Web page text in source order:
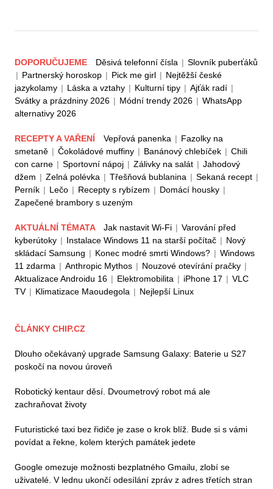
DOPORUČUJEME Děsivá telefonní čísla | Slovník puberťáků
| Partnerský horoskop | Pick me girl | Nejtěžší české
jazykolamy | Láska a vztahy | Kulturní tipy | Ajťák radí |
Svátky a prázdniny 2026 | Módní trendy 2026 | WhatsApp
alternativy 2026
RECEPTY A VAŘENÍ Vepřová panenka | Fazolky na
smetaně | Čokoládové muffiny | Banánový chlebíček | Chili
con carne | Sportovní nápoj | Zálivky na salát | Jahodový
džem | Zelná polévka | Třešňová bublanina | Sekaná recept |
Perník | Lečo | Recepty s rybízem | Domácí housky |
Zapečené brambory s uzeným
AKTUÁLNÍ TÉMATA Jak nastavit Wi-Fi | Varování před
kyberútoky | Instalace Windows 11 na starší počítač | Nový
skládací Samsung | Konec modré smrti Windows? | Windows
11 zdarma | Anthropic Mythos | Nouzové otevírání pračky |
Aktualizace Androidu 16 | Elektromobilita | iPhone 17 | VLC
TV | Klimatizace Maoudegola | Nejlepší Linux
ČLÁNKY CHIP.CZ
Dlouho očekávaný upgrade Samsung Galaxy: Baterie u S27
poskočí na novou úroveň
Robotický kentaur děsí. Dvoumetrový robot má ale
zachraňovat životy
Futuristické taxi bez řidiče je zase o krok blíž. Bude si s vámi
povídat a řekne, kolem kterých památek jedete
Google omezuje možnosti bezplatného Gmailu, zlobí se
uživatelé. V lednu ukončí odesílání zpráv z adres třetích stran